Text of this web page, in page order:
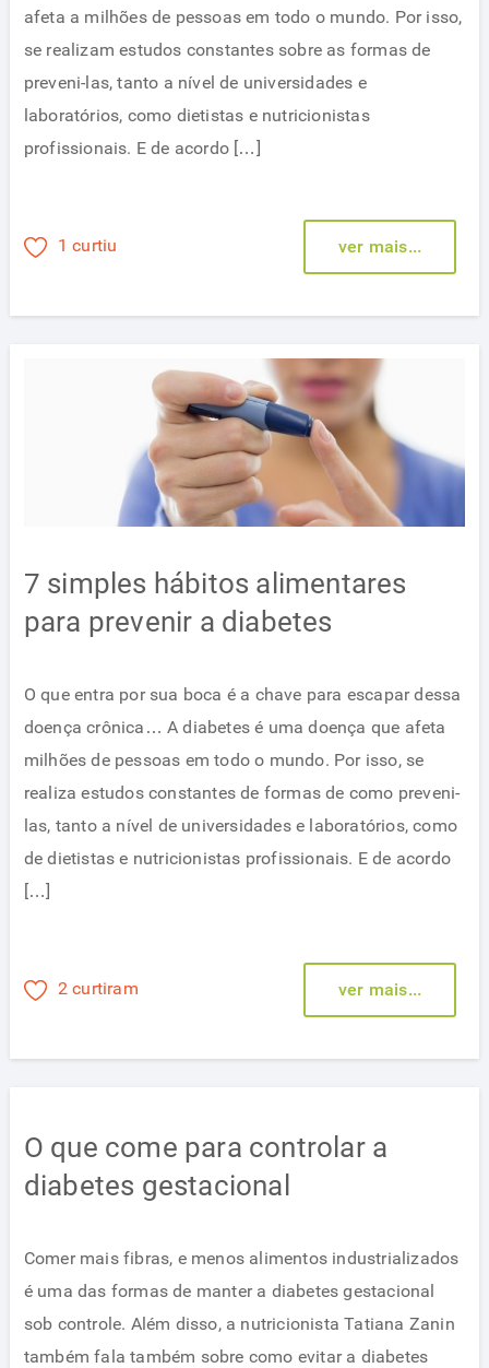
afeta a milhões de pessoas em todo o mundo. Por isso,
se realizam estudos constantes sobre as formas de
preveni-las, tanto a nível de universidades e
laboratórios, como dietistas e nutricionistas
profissionais. E de acordo […]
1 curtiu ver mais...
7 simples hábitos alimentares
para prevenir a diabetes
O que entra por sua boca é a chave para escapar dessa
doença crônica… A diabetes é uma doença que afeta
milhões de pessoas em todo o mundo. Por isso, se
realiza estudos constantes de formas de como preveni-
las, tanto a nível de universidades e laboratórios, como
de dietistas e nutricionistas profissionais. E de acordo
[…]
2 curtiram ver mais...
O que come para controlar a
diabetes gestacional
Comer mais fibras, e menos alimentos industrializados
é uma das formas de manter a diabetes gestacional
sob controle. Além disso, a nutricionista Tatiana Zanin
também fala também sobre como evitar a diabetes